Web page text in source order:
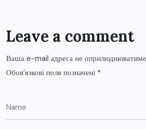
Leave a comment
Ваша e-mail адреса не
Обов’язкові поля позначені *